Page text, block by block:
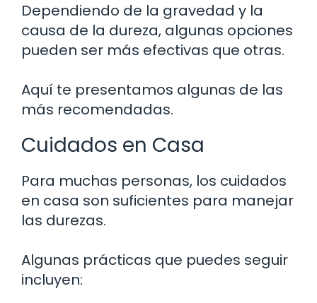
Dependiendo de la gravedad y la
causa de la dureza, algunas opciones
pueden ser más efectivas que otras.
Aquí te presentamos algunas de las
más recomendadas.
Cuidados en Casa
Para muchas personas, los cuidados
en casa son suficientes para manejar
las durezas.
Algunas prácticas que puedes seguir
incluyen: